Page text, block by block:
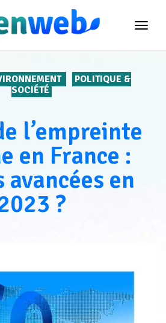
POLITIQUE &
SOCIÉTÉ
l’empreinte
en France :
en
?